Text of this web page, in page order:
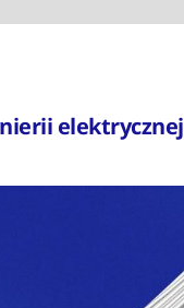
elektrycznej